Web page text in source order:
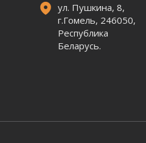
ул. Пушкина, 8,
г.Гомель, 246050,
Республика
Беларусь.